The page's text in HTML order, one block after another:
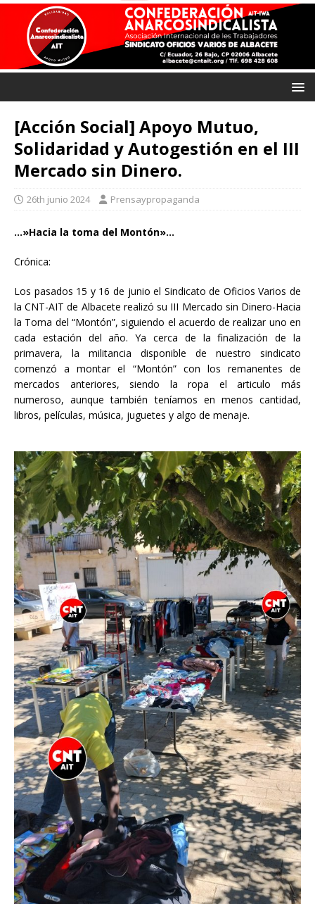
[Acción Social] Apoyo Mutuo,
Solidaridad y Autogestión en el III
Mercado sin Dinero.
26th junio 2024 Prensaypropaganda
…»Hacia la toma del Montón»…
Crónica:
Los pasados 15 y 16 de junio el Sindicato de Oficios Varios de
la CNT-AIT de Albacete realizó su III Mercado sin Dinero-Hacia
la Toma del “Montón”, siguiendo el acuerdo de realizar uno en
cada estación del año. Ya cerca de la finalización de la
primavera, la militancia disponible de nuestro sindicato
comenzó a montar el “Montón” con los remanentes de
mercados anteriores, siendo la ropa el articulo más
numeroso, aunque también teníamos en menos cantidad,
libros, películas, música, juguetes y algo de menaje.